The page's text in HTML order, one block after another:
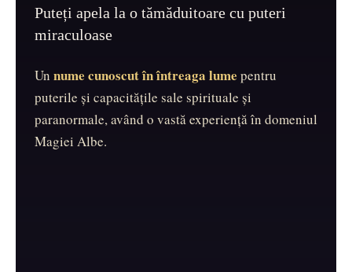
Puteți apela la o tămăduitoare cu puteri
miraculoase
Un nume cunoscut în întreaga lume pentru
puterile și capacitățile sale spirituale și
paranormale, având o vastă experiență în domeniul
Magiei Albe.